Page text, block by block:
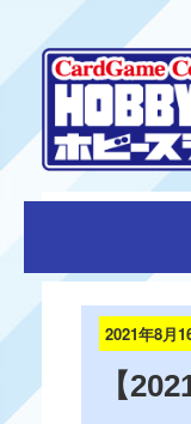
2021年8月
【